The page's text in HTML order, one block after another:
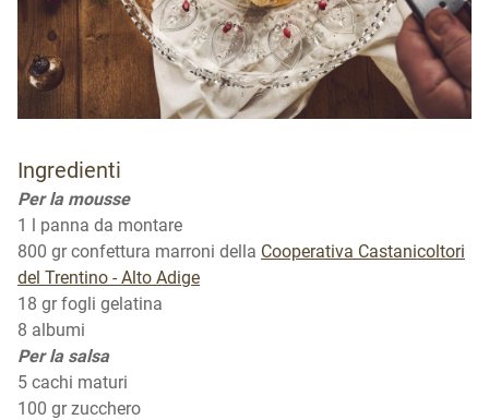
Ingredienti
Per la mousse
1 l panna da montare
800 gr confettura marroni della Cooperativa Castanicoltori
del Trentino - Alto Adige
18 gr fogli gelatina
8 albumi
Per la salsa
5 cachi maturi
100 gr zucchero